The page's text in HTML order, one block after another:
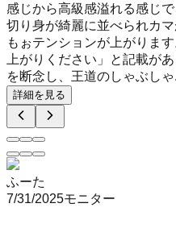
感じから高級感溢れる感じ
切り身が綺麗に並べられカ
もぉテンションが上がりま
上がりください」と記載が
を断念し、王道のしゃぶしゃ
詳細を見る
ふーた
7/31/2025モニター